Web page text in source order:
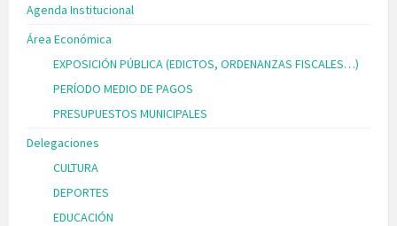
Agenda Institucional
Área Económica
EXPOSICIÓN PÚBLICA (EDICTOS, ORDENANZAS FISCALES…)
PERÍODO MEDIO DE PAGOS
PRESUPUESTOS MUNICIPALES
Delegaciones
CULTURA
DEPORTES
EDUCACIÓN